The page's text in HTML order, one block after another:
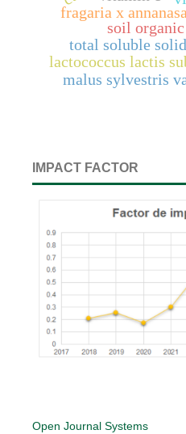
fragaria x
total soluble
soil
lactococcus lactis
malus sylvestris
IMPACT FACTOR
Open Journal Systems